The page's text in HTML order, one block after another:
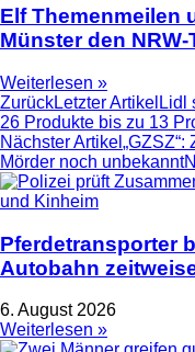
Elf Themenmeilen
Münster den NRW-
Weiterlesen »
ZurückLetzter Artikel Lidl
26 Produkte bis zu 13
Nächster Artikel
Mörder noch unbekannt
Pferdetransporter
Autobahn
6. August 2026
Weiterlesen »